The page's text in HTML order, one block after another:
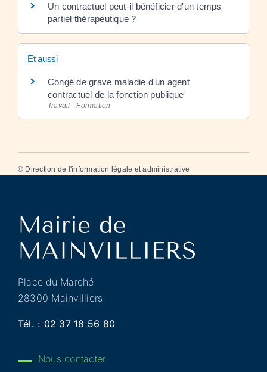
Un contractuel peut-il bénéficier d'un temps
partiel thérapeutique ?
Et aussi
Congé de grave maladie d'un agent
contractuel de la fonction publique
Travail - Formation
© Direction de l'information légale et administrative
Place du Marché
28300 Mainvilliers
Tél. : 02 37 18 56 80
Nous contacter